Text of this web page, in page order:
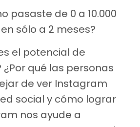
pasaste de 0 a 10.000
sólo a 2 meses?
el potencial de
qué las personas
de ver Instagram
social y cómo lograr
nos ayude a